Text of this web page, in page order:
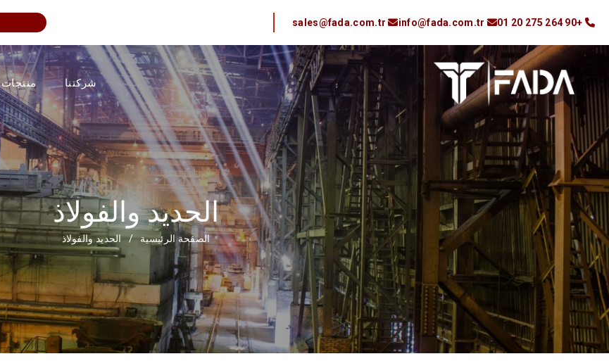
+90 264 275 20 01
info@fada.com.tr
sales@fada.com.tr
شركتنا منتجات
الحديد والفولاذ
الصفحة الرئيسية / الحديد والفولاذ